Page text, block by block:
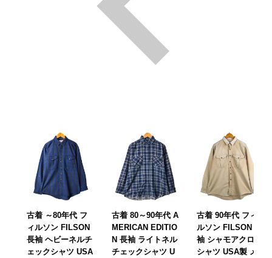
古着 ～80年代 フ
ィルソン FILSON
長袖 ヘビーネルチ
ェックシャツ USA
古着 80～90年代 A
MERICAN EDITIO
N 長袖 ライトネル
チェックシャツ U
古着 90年代 フィ
ルソン FILSON 長
袖 シャモアクロス
シャツ USA製 メ